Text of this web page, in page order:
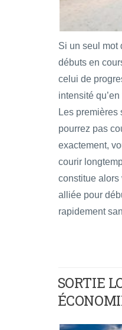
Si un seul mot
débuts en
celui de
intensité
Les premières
pourrez pas
exactement,
courir
constitue
alliée pour
rapidement
SORTIE